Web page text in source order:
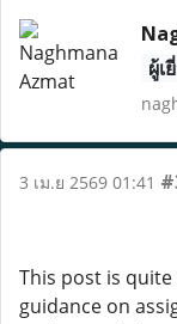
ผู้เ
3 เม.ย 2569 01:41
This post is
guidance on